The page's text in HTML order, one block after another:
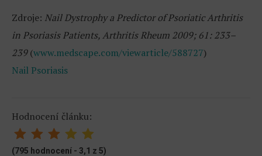
Zdroje: Nail Dystrophy a Predictor of Psoriatic Arthritis
in Psoriasis Patients, Arthritis Rheum 2009; 61: 233–
239(www.medscape.com/viewarticle/588727)
Nail Psoriasis
Hodnocení článku:
(795 hodnocení - 3,1 z 5)